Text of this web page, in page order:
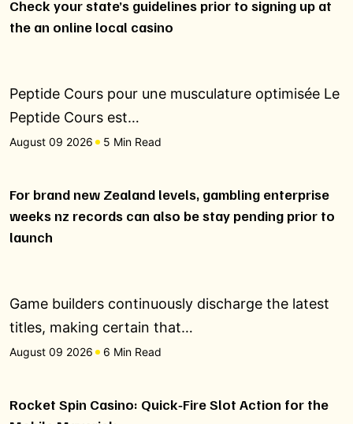
Check your state’s guidelines prior to signing up at
the an online local casino
Peptide Cours pour une musculature optimisée Le
Peptide Cours est…
August 09 2026 5 Min Read
For brand new Zealand levels, gambling enterprise
weeks nz records can also be stay pending prior to
launch
Game builders continuously discharge the latest
titles, making certain that…
August 09 2026 6 Min Read
Rocket Spin Casino: Quick‑Fire Slot Action for the